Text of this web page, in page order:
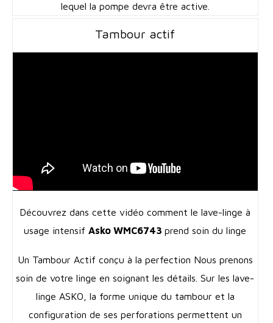
lequel la pompe devra être active.
Tambour actif
Découvrez dans cette vidéo comment le lave-linge à
usage intensif Asko WMC6743prend soin du linge
Un Tambour Actif conçu à la perfection Nous prenons
soin de votre linge en soignant les détails. Sur les lave-
linge ASKO, la forme unique du tambour et la
configuration de ses perforations permettent un